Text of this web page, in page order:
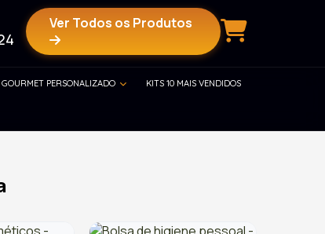
Ver Todos os Produtos
GOURMET PERSONALIZADO KITS 10 MAIS VENDIDOS